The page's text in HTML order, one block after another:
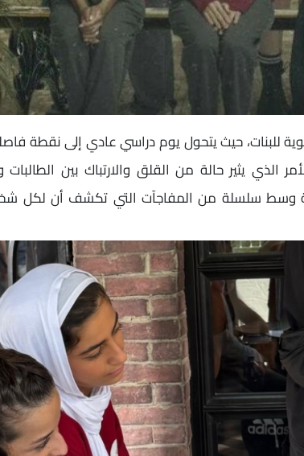
للبنات، حيث يتحول يوم دراسي عادي إلى نقطة
يثير حالة من القلق والارتباك بين
وسط سلسلة من المفاجآت التي تكشف أن لكل